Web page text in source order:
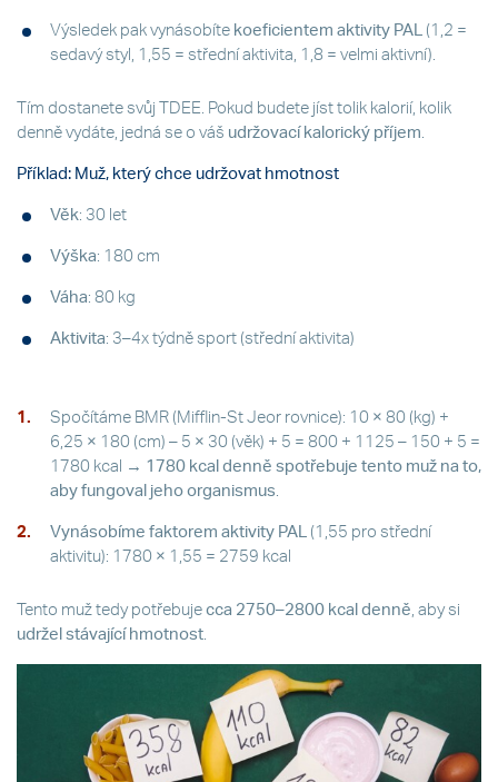
Výsledek pak vynásobíte koeficientem aktivity PAL (1,2 =
sedavý styl, 1,55 = střední aktivita, 1,8 = velmi aktivní).
Tím dostanete svůj TDEE. Pokud budete jíst tolik kalorií, kolik
denně vydáte, jedná se o váš udržovací kalorický příjem.
Příklad: Muž, který chce udržovat hmotnost
Věk: 30 let
Výška: 180 cm
Váha: 80 kg
Aktivita: 3–4x týdně sport (střední aktivita)
Spočítáme BMR (Mifflin-St Jeor rovnice): 10 × 80 (kg) +
6,25 × 180 (cm) – 5 × 30 (věk) + 5 = 800 + 1125 – 150 + 5 =
1780 kcal → 1780 kcal denně spotřebuje tento muž na to,
aby fungoval jeho organismus
Vynásobíme faktorem aktivity PAL
(1,55 pro střední
aktivitu): 1780 × 1,55 = 2759 kcal
Tento muž tedy potřebuje cca 2750–2800 kcal denně , aby si
udržel stávající hmotnost